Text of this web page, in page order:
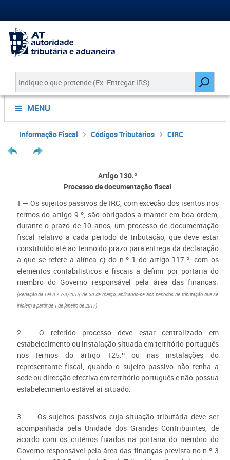
MENU
Informação Fiscal Códigos Tributários CIRC
Artigo 130.º
Processo de documentação fiscal
1 — Os sujeitos passivos de IRC, com exceção dos isentos nos
termos do artigo 9.º, são obrigados a manter em boa ordem,
durante o prazo de 10 anos, um processo de documentação
fiscal relativo a cada período de tributação, que deve estar
constituído até ao termo do prazo para entrega da declaração
a que se refere a alínea c) do n.º 1 do artigo 117.º, com os
elementos contabilísticos e fiscais a definir por portaria do
membro do Governo responsável pela área das finanças.
(Redação da Lei n.º 7-A/2016, de 30 de março, aplicando-se aos períodos de tributação que se
iniciem a partir de 1 de janeiro de 2017)
2 — O referido processo deve estar centralizado em
estabelecimento ou instalação situada em território português
nos termos do artigo 125.º ou nas instalações do
representante fiscal, quando o sujeito passivo não tenha a
sede ou direcção efectiva em território português e não possua
estabelecimento estável aí situado.
3 — - Os sujeitos passivos cuja situação tributária deve ser
acompanhada pela Unidade dos Grandes Contribuintes, de
acordo com os critérios fixados na portaria do membro do
Governo responsável pela área das finanças prevista no n.º 3